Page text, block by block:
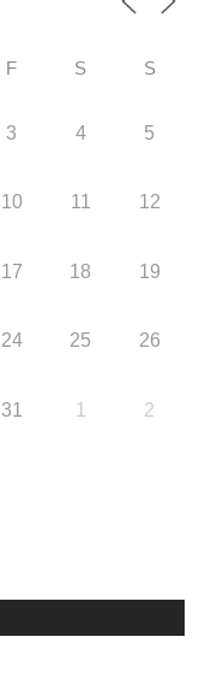
F S S
3 4 5
10 11 12
17 18 19
24 25 26
31 1 2